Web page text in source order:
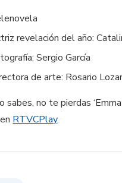
revelación del año:
Sergio García
de arte: Rosario
sabes, no te pierdas
RTVCPlay.